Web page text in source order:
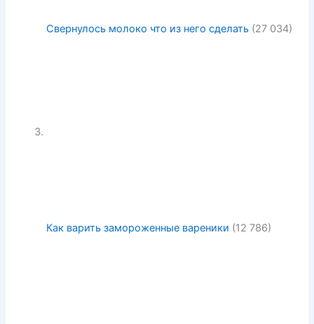
Свернулось молоко что из него сделать (27 034)
Как варить замороженные вареники (12 786)